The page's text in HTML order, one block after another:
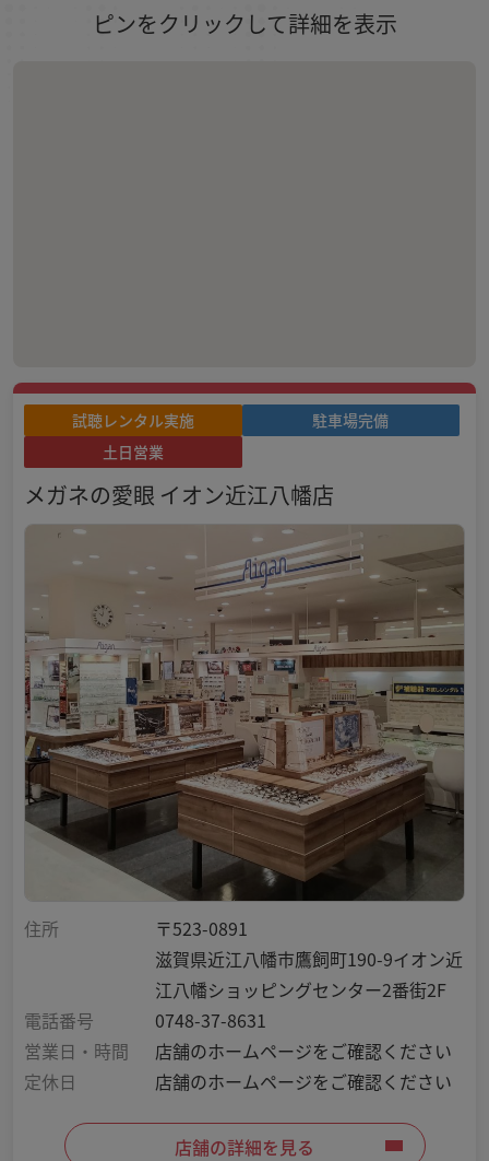
ピンをクリックして詳細を表示
試聴レンタル実施
駐車場完備
土日営業
メガネの愛眼 イオン近江八幡店
住所
〒523-0891
滋賀県近江八幡市鷹飼町190-9イオン近
江八幡ショッピングセンター2番街2F
電話番号
0748-37-8631
営業日・時間
店舗のホームページをご確認ください
定休日
店舗のホームページをご確認ください
店舗の詳細を見る